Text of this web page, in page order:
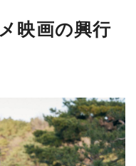
映画の興行